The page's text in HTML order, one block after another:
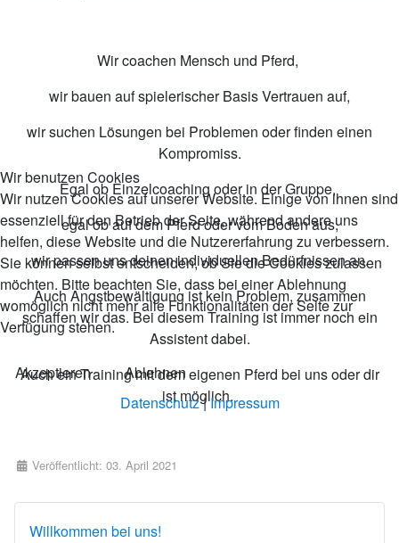
Wir coachen Mensch und Pferd,
wir bauen auf spielerischer Basis Vertrauen auf,
wir suchen Lösungen bei Problemen oder finden einen
Kompromiss.
Egal ob Einzelcoaching oder in der Gruppe,
egal ob auf dem Pferd oder vom Boden aus,
wir passen uns deinen individuellen Bedürfnissen an.
Auch Angstbewältigung ist kein Problem, zusammen
schaffen wir das. Bei diesem Training ist immer noch ein
Assistent dabei.
Auch ein Training mit dem eigenen Pferd bei uns oder dir
ist möglich.
DetailsVeröffentlicht: 03. April 2021
Willkommen bei uns!
Wir benutzen Cookies
Wir nutzen Cookies auf unserer Website. Einige von ihnen sind
essenziell für den Betrieb der Seite, während andere uns
helfen, diese Website und die Nutzererfahrung zu verbessern.
Sie können selbst entscheiden, ob Sie die Cookies zulassen
möchten. Bitte beachten Sie, dass bei einer Ablehnung
womöglich nicht mehr alle Funktionalitäten der Seite zur
Verfügung stehen.
Akzeptieren
Ablehnen
Datenschutz|Impressum